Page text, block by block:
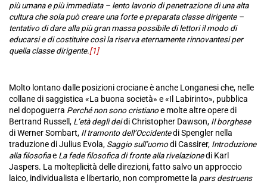
più umana e più immediata – lento lavorio di penetrazione di una alta
cultura che sola può creare una forte e preparata classe dirigente –
tentativo di dare alla più gran massa possibile di lettori il modo di
educarsi e di costituire così la riserva eternamente rinnovantesi per
quella classe dirigente.[1]
Molto lontano dalle posizioni crociane è anche Longanesi che, nelle
collane di saggistica «La buona società» e «Il Labirinto», pubblica
nel dopoguerra Perché non sono cristianoe molte altre opere di
Bertrand Russell, L’età degli deidi Christopher Dawson, Il borghese
di Werner Sombart, Il tramonto dell’Occidentedi Spengler nella
traduzione di Julius Evola, Saggio sull’uomodi Cassirer, Introduzione
alla filosofiae La fede filosofica di fronte alla rivelazionedi Karl
Jaspers. La molteplicità delle direzioni, fatto salvo un approccio
laico, individualista e libertario, non compromette la pars destruens